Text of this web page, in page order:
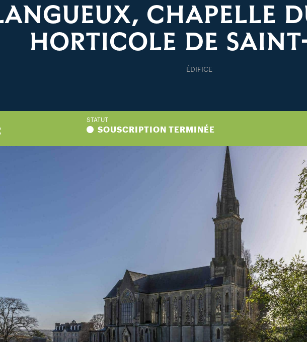
CHAPELLE
HORTICOLE DE
ÉDIFICE
STATUT
SOUSCRIPTION TERMINÉE